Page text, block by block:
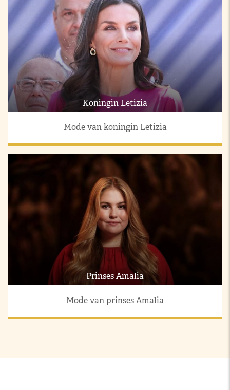
Koningin Letizia
Mode van koningin Letizia
Prinses Amalia
Mode van prinses Amalia